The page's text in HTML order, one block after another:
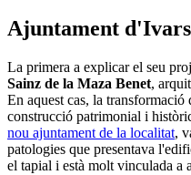
Ajuntament
La primera a explicar el seu
Sainz de la Maza Benet,
En aquest cas, la transformació
construcció patrimonial i
nou ajuntament de la localitat,
patologies que presentava
el tapial i està molt vinculada a